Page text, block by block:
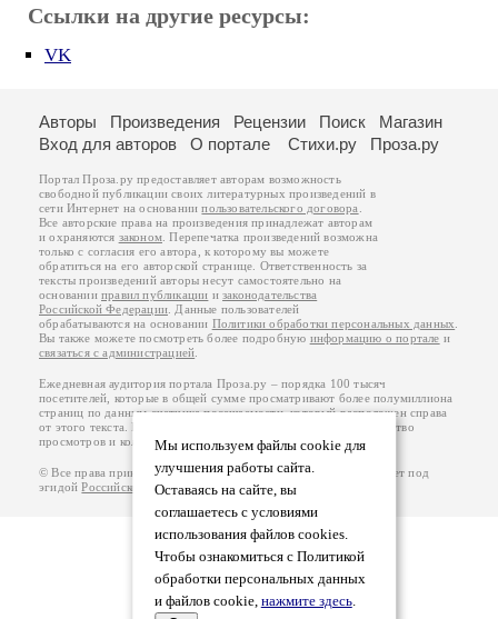
Ссылки на другие ресурсы:
VK
Мы используем файлы cookie для
улучшения работы сайта.
Оставаясь на сайте, вы
соглашаетесь с условиями
использования файлов cookies.
Чтобы ознакомиться с Политикой
обработки персональных данных
и файлов cookie, нажмите здесь.
Авторы Произведения Рецензии Поиск
Магазин
Вход для авторов
О портале Стихи.ру Проза.ру
Портал Проза.ру предоставляет авторам возможность
свободной публикации своих литературных произведений в
сети Интернет на основаниипользовательского договора
Все авторские права на произведения принадлежат авторам
и охраняются законом . Перепечатка произведений возможна
только с согласия его автора, к которому вы можете
обратиться на его авторской странице. Ответственность за
тексты произведений авторы несут самостоятельно на
основанииправил публикации изаконодательства
Российской Федерации . Данные пользователей
обрабатываются на основании Политики обработки персональных данных
Вы также можете посмотреть более подробную информацию о портале и
связаться с администрацией
Ежедневная аудитория портала Проза.ру – порядка 100 тысяч
посетителей, которые в общей сумме просматривают более полумиллиона
страниц по данным счетчика посещаемости, который расположен справа
от этого текста. В каждой графе указано по две цифры: количество
просмотров и количество посетителей.
© Все права принадлежат авторам, 2000-2026. Портал работает под
эгидойРоссийского союза писателей.18+